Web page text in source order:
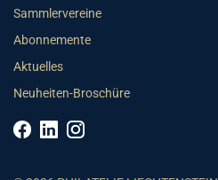
Sammlervereine
Abonnemente
Aktuelles
Neuheiten-Broschüre